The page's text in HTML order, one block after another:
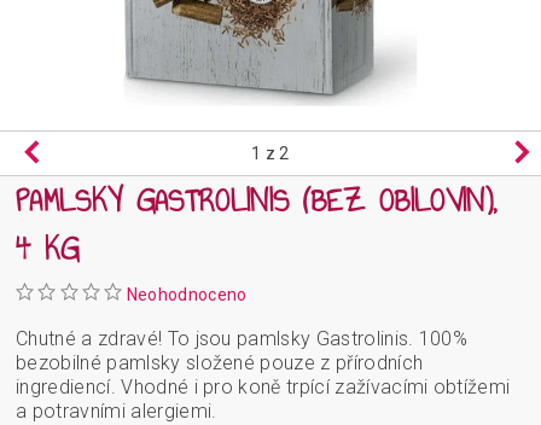
1 z 2
PAMLSKY GASTROLINIS (BEZ OBILOVIN),
4 KG
Neohodnoceno
Chutné a zdravé! To jsou pamlsky Gastrolinis. 100%
bezobilné pamlsky složené pouze z přírodních
ingrediencí. Vhodné i pro koně trpící zažívacími obtížemi
a potravními alergiemi.